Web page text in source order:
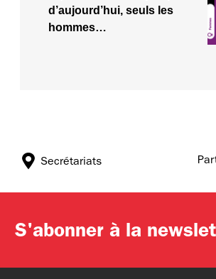
d’aujourd’hui, seuls les
hommes…
Secrétariats
S'abonner à la